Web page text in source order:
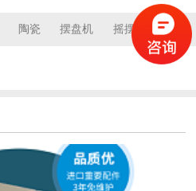
陶瓷 摆盘机 摇摆机